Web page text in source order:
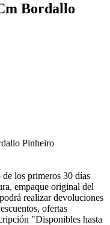
Bordallo
Pinheiro
los primeros 30 días
empaque original del
realizar devoluciones
ofertas
"Disponibles hasta